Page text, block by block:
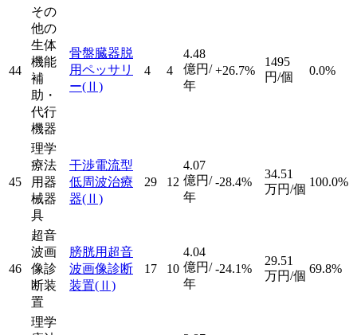
44
その
他の
生体
機能
補
助・
代行
機器
骨盤臓器脱
用ペッサリ
ー(Ⅱ)
4 4
4.48
億円/
年
+26.7%
1495
円/個
0.0%
45
理学
療法
用器
械器
具
干渉電流型
低周波治療
器(Ⅱ)
29 12
4.07
億円/
年
-28.4%
34.51
万円/個
100.0%
46
超音
波画
像診
断装
置
膀胱用超音
波画像診断
装置(Ⅱ)
17 10
4.04
億円/
年
-24.1%
29.51
万円/個
69.8%
理学